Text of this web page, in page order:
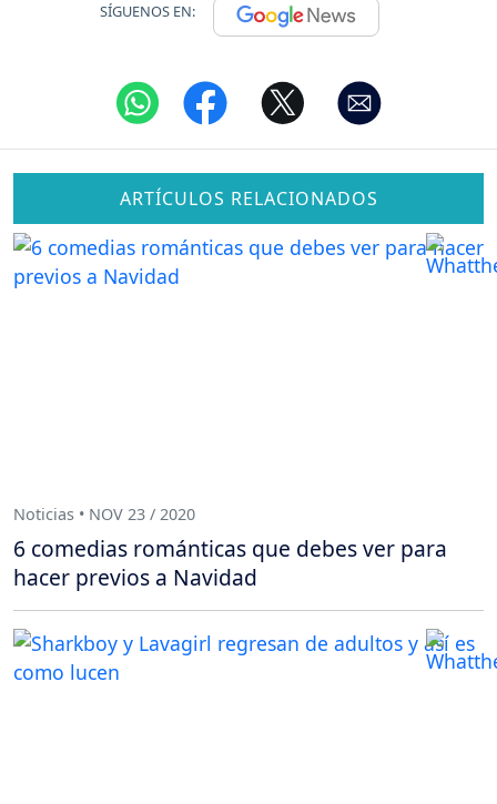
SÍGUENOS EN:
ARTÍCULOS RELACIONADOS
Noticias • NOV 23 / 2020
6 comedias románticas que debes ver para
hacer previos a Navidad